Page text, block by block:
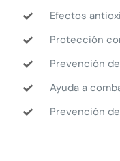
Efectos
Protección
Prevención
Ayuda a
Prevención